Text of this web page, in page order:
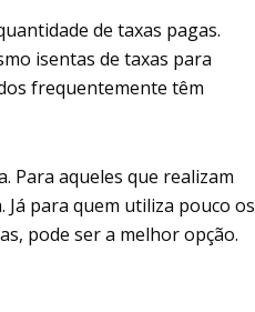
de taxas pagas.
isentas de taxas para
frequentemente têm
Para aqueles que realizam
para quem utiliza pouco os
pode ser a melhor opção.